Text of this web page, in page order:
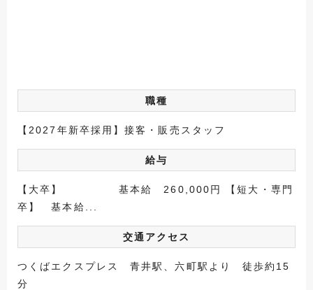
職種
【2027年新卒採用】接客・販売スタッフ
給与
【大卒】 基本給 260,000円 【短大・専門
卒】 基本給...
交通アクセス
つくばエクスプレス 青井駅、六町駅より 徒歩約15
分